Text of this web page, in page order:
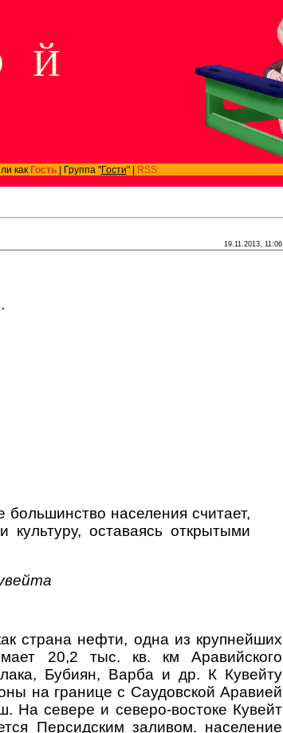
Й
Гость| Группа "Гости" |
RSS
19.11.2013, 11:06
населения считает,
оставаясь открытыми
страна нефти, одна из крупнейших
20,2 тыс. кв. км Аравийского
Бубиян, Варба и др. К Кувейту
на границе с Саудовской Аравией
На севере и северо-востоке Кувейт
Персидским заливом. население